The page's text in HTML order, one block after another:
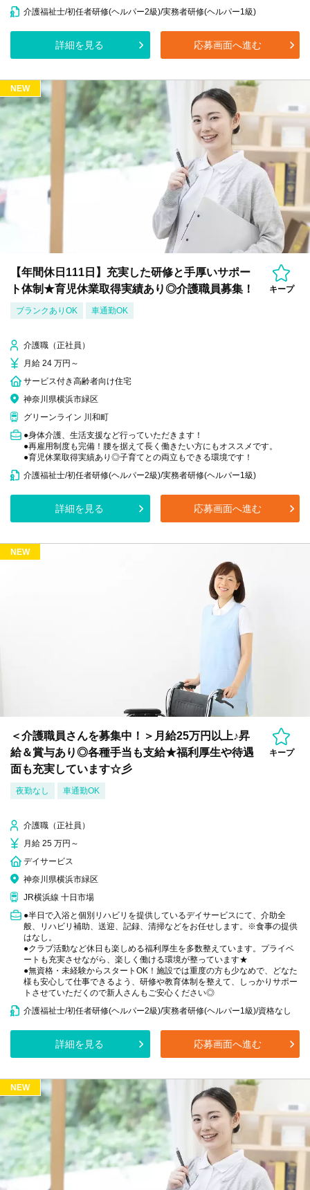
介護福祉士/初任者研修(ヘルパー2級)/実務者研修(ヘルパー1級)
詳細を見る 応募画面へ進む
NEW
【年間休日111日】充実した研修と手厚いサポー
ト体制★育児休業取得実績あり◎介護職員募集！
キープ
ブランクありOK 車通勤OK
介護職（正社員）
月給 24 万円～
サービス付き高齢者向け住宅
神奈川県横浜市緑区
グリーンライン 川和町
●身体介護、生活支援など行っていただきます！
●再雇用制度も完備！腰を据えて長く働きたい方にもオススメです。
●育児休業取得実績あり◎子育てとの両立もできる環境です！
介護福祉士/初任者研修(ヘルパー2級)/実務者研修(ヘルパー1級)
詳細を見る 応募画面へ進む
NEW
＜介護職員さんを募集中！＞月給25万円以上♪昇
給＆賞与あり◎各種手当も支給★福利厚生や待遇
面も充実しています☆彡
キープ
夜勤なし 車通勤OK
介護職（正社員）
月給 25 万円～
デイサービス
神奈川県横浜市緑区
JR横浜線 十日市場
●半日で入浴と個別リハビリを提供しているデイサービスにて、介助全
般、リハビリ補助、送迎、記録、清掃などをお任せします。※食事の提供
はなし。
●クラブ活動など休日も楽しめる福利厚生を多数整えています。プライベ
ートも充実させながら、楽しく働ける環境が整っています★
●無資格・未経験からスタートOK！施設では重度の方も少なめで、どなた
様も安心して仕事できるよう、研修や教育体制を整えて、しっかりサポー
トさせていただくので新人さんもご安心ください◎
介護福祉士/初任者研修(ヘルパー2級)/実務者研修(ヘルパー1級)/資格なし
詳細を見る 応募画面へ進む
NEW